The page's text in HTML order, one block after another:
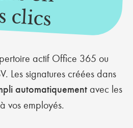
clics
actif Office 365 ou
Les signatures créées dans
automatiquement avec les
vos employés.